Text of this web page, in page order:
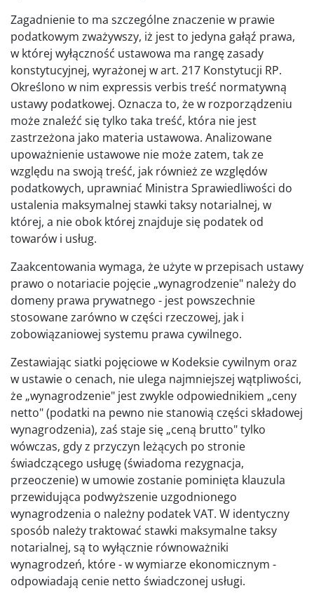
Zagadnienie to ma szczególne znaczenie w prawie
podatkowym zważywszy, iż jest to jedyna gałąź prawa,
w której wyłączność ustawowa ma rangę zasady
konstytucyjnej, wyrażonej w art. 217 Konstytucji RP.
Określono w nim expressis verbis treść normatywną
ustawy podatkowej. Oznacza to, że w rozporządzeniu
może znaleźć się tylko taka treść, która nie jest
zastrzeżona jako materia ustawowa. Analizowane
upoważnienie ustawowe nie może zatem, tak ze
względu na swoją treść, jak również ze względów
podatkowych, uprawniać Ministra Sprawiedliwości do
ustalenia maksymalnej stawki taksy notarialnej, w
której, a nie obok której znajduje się podatek od
towarów i usług.
Zaakcentowania wymaga, że użyte w przepisach ustawy
prawo o notariacie pojęcie „wynagrodzenie" należy do
domeny prawa prywatnego - jest powszechnie
stosowane zarówno w części rzeczowej, jak i
zobowiązaniowej systemu prawa cywilnego.
Zestawiając siatki pojęciowe w Kodeksie cywilnym oraz
w ustawie o cenach, nie ulega najmniejszej wątpliwości,
że „wynagrodzenie" jest zwykle odpowiednikiem „ceny
netto" (podatki na pewno nie stanowią części składowej
wynagrodzenia), zaś staje się „ceną brutto" tylko
wówczas, gdy z przyczyn leżących po stronie
świadczącego usługę (świadoma rezygnacja,
przeoczenie) w umowie zostanie pominięta klauzula
przewidująca podwyższenie uzgodnionego
wynagrodzenia o należny podatek VAT. W identyczny
sposób należy traktować stawki maksymalne taksy
notarialnej, są to wyłącznie równoważniki
wynagrodzeń, które - w wymiarze ekonomicznym -
odpowiadają cenie netto świadczonej usługi.